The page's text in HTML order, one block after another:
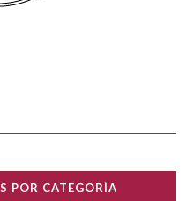
POR CATEGORÍA